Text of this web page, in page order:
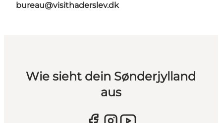
bureau@visithaderslev.dk
Wie sieht dein Sønderjylland
aus